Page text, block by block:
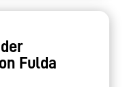
Fulda